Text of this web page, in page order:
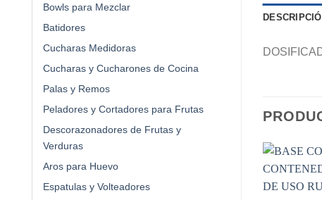
Bowls para Mezclar
Batidores
Cucharas Medidoras
Cucharas y Cucharones de Cocina
Palas y Remos
Peladores y Cortadores para Frutas
Descorazonadores de Frutas y
Verduras
Aros para Huevo
Espatulas y Volteadores